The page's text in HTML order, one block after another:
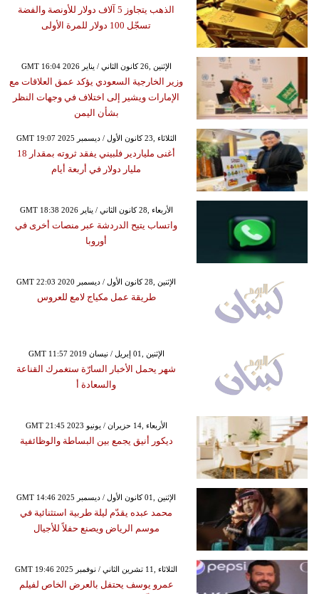
الذهب يتجاوز 5 آلاف دولار للأونصة والفضة
تسجّل 100 دولار للمرة الأولى
GMT 16:04 2026 الإثنين ,26 كانون الثاني / يناير
وزير الخارجية السعودي يؤكد عمق العلاقات مع
الإمارات ويشير إلى اختلاف في وجهات النظر
بشأن اليمن
GMT 19:07 2025 الثلاثاء ,23 كانون الأول / ديسمبر
أغنى ملياردير فلبيني يفقد ثروته بمقدار 18
مليار دولار في أربعة أيام
GMT 18:38 2026 الأربعاء ,28 كانون الثاني / يناير
واتساب يتيح الدردشة عبر منصات أخرى في
أوروبا
GMT 22:03 2020 الإثنين ,28 كانون الأول / ديسمبر
طريقة عمل مكياج لامع للعروس
GMT 11:57 2019 الإثنين ,01 إبريل / نيسان
شهر يحمل الأخبار السارّة ستغمرك القناعة
والسعادة أ
GMT 21:45 2023 الأربعاء ,14 حزيران / يونيو
ديكور أنيق يجمع بين البساطة والوظائفية
GMT 14:46 2025 الإثنين ,01 كانون الأول / ديسمبر
محمد عبده يقدّم ليلة طربية استثنائية في
موسم الرياض ويصنع حفلاً للأجيال
GMT 19:46 2025 الثلاثاء ,11 تشرين الثاني / نوفمبر
عمرو يوسف يحتفل بالعرض الخاص لفيلم